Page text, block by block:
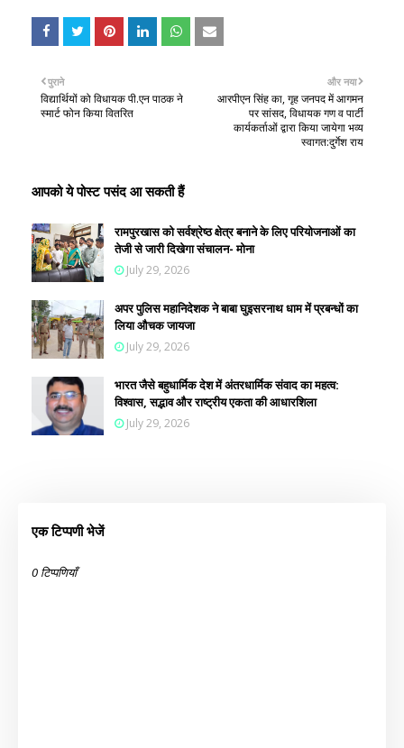
और नया
आरपीएन सिंह का, गृह जनपद में आगमन
पर सांसद, विधायक गण व पार्टी
कार्यकर्ताओं द्वारा किया जायेगा भव्य
स्वागत:दुर्गेश राय
पुराने
विद्यार्थियों को विधायक पी.एन पाठक ने
स्मार्ट फोन किया वितरित
आपको ये पोस्ट पसंद आ सकती हैं
रामपुरखास को सर्वश्रेष्ठ क्षेत्र बनाने के लिए परियोजनाओं का
तेजी से जारी दिखेगा संचालन- मोना
July 29, 2026
अपर पुलिस महानिदेशक ने बाबा घुइसरनाथ धाम में प्रबन्धों का
लिया औचक जायजा
July 29, 2026
भारत जैसे बहुधार्मिक देश में अंतरधार्मिक संवाद का महत्व:
विश्वास, सद्भाव और राष्ट्रीय एकता की आधारशिला
July 29, 2026
एक टिप्पणी भेजें
0 टिप्पणियाँ